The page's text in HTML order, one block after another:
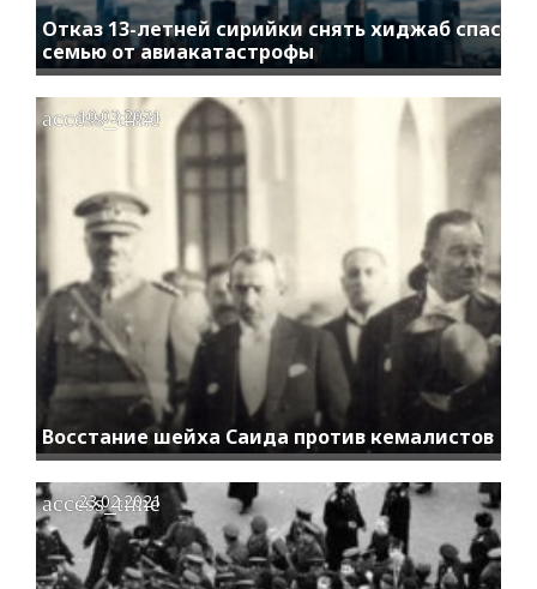
Отказ 13-летней сирийки снять хиджаб спас
семью от авиакатастрофы
Восстание шейха Саида против кемалистов
access_time
10.03.2021
access_time
23.02.2021